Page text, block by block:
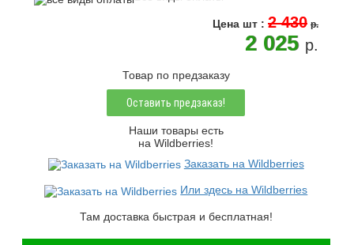
Цена шт : 2 430 p.
2 025 p.
Товар по предзаказу
Оставить предзаказ!
Наши товары есть
на Wildberries!
Заказать на Wildberries
Или здесь на Wildberries
Там доставка быстрая и бесплатная!